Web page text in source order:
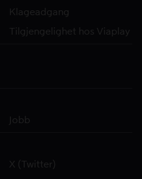
Klageadgang
Tilgjengelighet hos Viaplay
Jobb
X (Twitter)